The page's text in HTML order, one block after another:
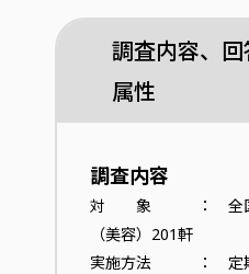
調査内容、
属性
調査内容
対 象 ： 全国の
（美容）201軒
実施方法 ： 定期